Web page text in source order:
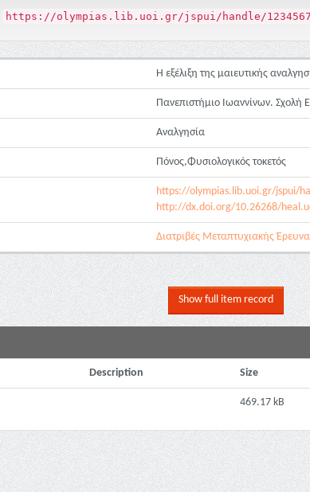
https://olympias.lib.uoi.gr/jspui/handle/
Η εξέλιξη της μαιευτικής
Πανεπιστήμιο Ιωαννίνων. Σχολή
Αναλγησία
Πόνος,Φυσιολογικός τοκετός
https://olympias.lib.uoi.gr/jspui/
http://dx.doi.org/10.26268/
Διατριβές Μεταπτυχιακής
Show full item record
Description Size
469.17 kB